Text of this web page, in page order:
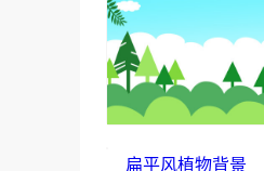
扁平风植物背景